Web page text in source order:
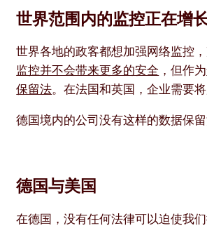
世界范围内的监控正在增
世界各地的政客都想加强网络监控
监控并不会带来更多的安全 ，但作为
保留法。在法国和英国，企业需要
德国境内的公司没有这样的数据保
德国与美国
在德国，没有任何法律可以迫使我